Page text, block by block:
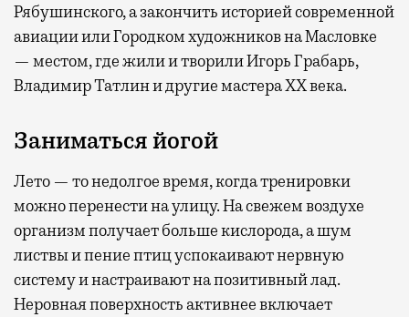
Рябушинского, а закончить историей современной
авиации или Городком художников на Масловке
— местом, где жили и творили Игорь Грабарь,
Владимир Татлин и другие мастера XX века.
Заниматься йогой
Лето — то недолгое время, когда тренировки
можно перенести на улицу. На свежем воздухе
организм получает больше кислорода, а шум
листвы и пение птиц успокаивают нервную
систему и настраивают на позитивный лад.
Неровная поверхность активнее включает